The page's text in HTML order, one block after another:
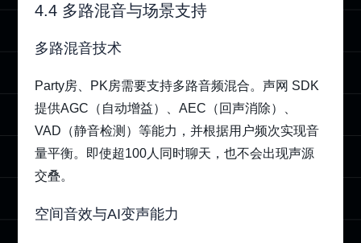
4.4 多路混音与场景支持
多路混音技术
Party房、PK房需要支持多路音频混合。声网 SDK
提供AGC（自动增益）、AEC（回声消除）、
VAD（静音检测）等能力，并根据用户频次实现音
量平衡。即使超100人同时聊天，也不会出现声源
交叠。
空间音效与AI变声能力